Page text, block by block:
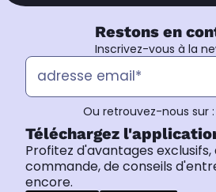
Restons en
Inscrivez-vous à la
Ou retrouvez-nous sur :
Téléchargez
Profitez d'avantages exclusifs,
commande, de conseils
encore.